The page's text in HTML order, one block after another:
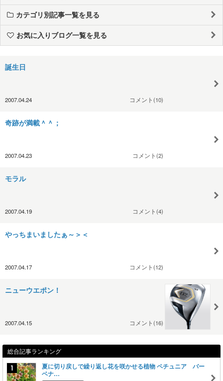
カテゴリ別記事一覧を見る
お気に入りブログ一覧を見る
誕生日
2007.04.24 コメント(10)
奇跡が満載＾＾；
2007.04.23 コメント(2)
モラル
2007.04.19 コメント(4)
やっちまいましたぁ～＞＜
2007.04.17 コメント(12)
ニューウエポン！
2007.04.15 コメント(16)
総合記事ランキング
夏に切り戻しで繰り返し花を咲かせる植物 ペチュニア バー
ベナ…